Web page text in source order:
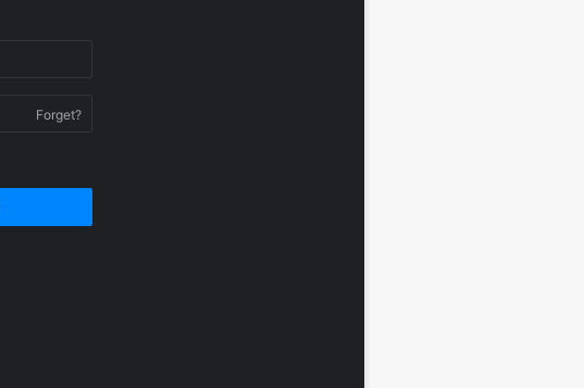
Forget?